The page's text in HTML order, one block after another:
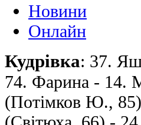
Новини
Онлайн
Кудрівка: 37.
74. Фарина - 14.
(Потімков Ю.,